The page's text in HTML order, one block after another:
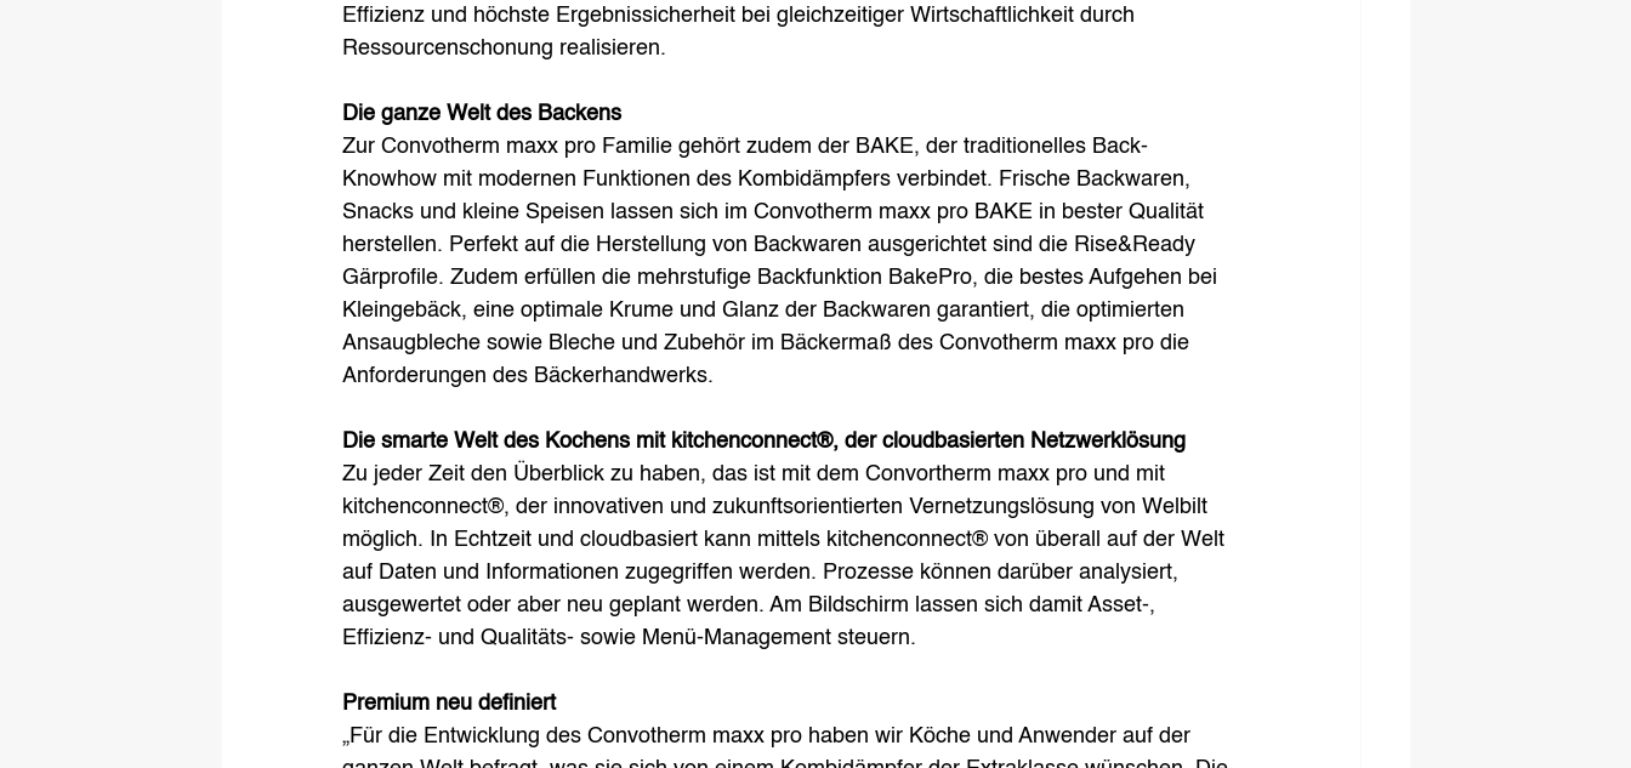
Effizienz und höchste Ergebnissicherheit bei gleichzeitiger Wirtschaftlichkeit durch
Ressourcenschonung realisieren.
Die ganze Welt des Backens
Zur Convotherm maxx pro Familie gehört zudem der BAKE, der traditionelles Back-
Knowhow mit modernen Funktionen des Kombidämpfers verbindet. Frische Backwaren,
Snacks und kleine Speisen lassen sich im Convotherm maxx pro BAKE in bester Qualität
herstellen. Perfekt auf die Herstellung von Backwaren ausgerichtet sind die Rise&Ready
Gärprofile. Zudem erfüllen die mehrstufige Backfunktion BakePro, die bestes Aufgehen bei
Kleingebäck, eine optimale Krume und Glanz der Backwaren garantiert, die optimierten
Ansaugbleche sowie Bleche und Zubehör im Bäckermaß des Convotherm maxx pro die
Anforderungen des Bäckerhandwerks.
Die smarte Welt des Kochens mit kitchenconnect®, der cloudbasierten Netzwerklösung
Zu jeder Zeit den Überblick zu haben, das ist mit dem Convortherm maxx pro und mit
kitchenconnect®, der innovativen und zukunftsorientierten Vernetzungslösung von Welbilt
möglich. In Echtzeit und cloudbasiert kann mittels kitchenconnect® von überall auf der Welt
auf Daten und Informationen zugegriffen werden. Prozesse können darüber analysiert,
ausgewertet oder aber neu geplant werden. Am Bildschirm lassen sich damit Asset-,
Effizienz- und Qualitäts- sowie Menü-Management steuern.
Premium neu definiert
„Für die Entwicklung des Convotherm maxx pro haben wir Köche und Anwender auf der